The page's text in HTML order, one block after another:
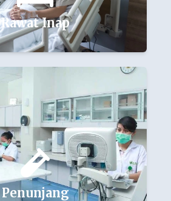
Rawat Inap
Lihat
Penunjang